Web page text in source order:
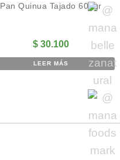
Pan Quinua Tajado 600gr
$ 30.100
LEER MÁS